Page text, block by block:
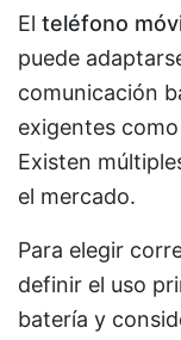
El teléfono
puede
comunicación
exigentes
Existen
el mercado.
Para elegir
definir el uso
batería y